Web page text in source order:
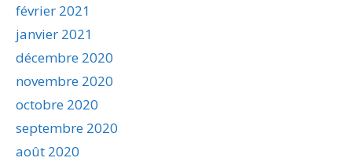
février 2021
janvier 2021
décembre 2020
novembre 2020
octobre 2020
septembre 2020
août 2020